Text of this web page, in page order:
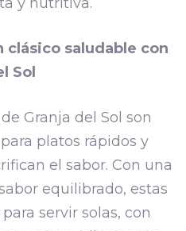
clásico saludable con
Sol
Granja del Sol son
platos rápidos y
el sabor. Con una
equilibrado, estas
servir solas, con